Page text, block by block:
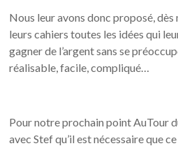
Nous leur avons donc proposé, dès
leurs cahiers toutes les idées qui
gagner de l’argent sans se
réalisable, facile, compliqué…
Pour notre prochain point AuTour
avec Stef qu’il est nécessaire que